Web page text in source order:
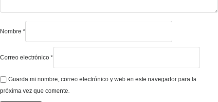
Nombre *
Correo electrónico *
Guarda mi nombre, correo electrónico y web en este navegador para la
próxima vez que comente.